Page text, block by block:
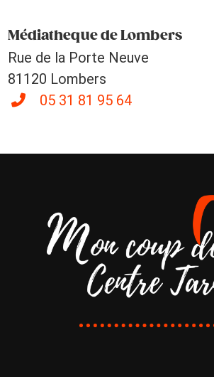
Médiatheque de Lombers
Rue de la Porte Neuve
81120 Lombers
05 31 81 95 64